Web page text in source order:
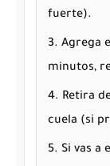
fuerte).
Agrega
minutos,
Retira
cuela (si
Si vas a